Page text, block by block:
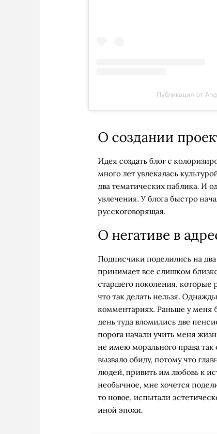
Публикация от
О создании
Идея создать блог с
много лет увлекалась
два тематических паблика. И
увлечения. У блога быстро
русскоговорящая.
О негативе в
Подписчики поделились на
принимает все слишком
старшего поколения, которые
что так делать нельзя.
комментариях. Раньше у меня
день туда вломились две
порога начали учить меня
не имею морального права
вызвало обиду, потому что
людей, привить им любовь к
необычное, мне хочется
то новое, испытали
иной эпохи.